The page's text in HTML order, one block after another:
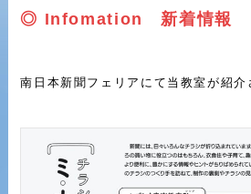
◎ Infomation 新着情報
南日本新聞フェリアにて当教室が紹介